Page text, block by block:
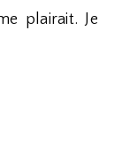
plairait. Je